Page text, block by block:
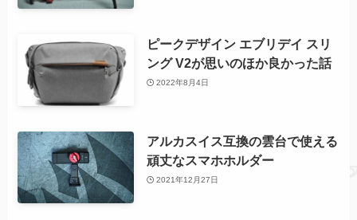
ピークデザイン エブリデイ スリ
ング V2が思いのほか良かった話
2022年8月4日
アルカスイス互換の雲台で使える
頑丈なスマホホルダー
2021年12月27日